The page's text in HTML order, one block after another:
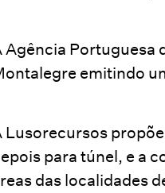
Agência Portuguesa
emitindo
Lusorecursos
para túnel, e a
das localidades